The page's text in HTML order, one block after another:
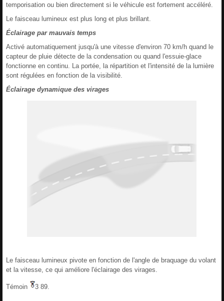
temporisation ou bien directement si le véhicule est fortement accéléré.
Le faisceau lumineux est plus long et plus brillant.
Éclairage par mauvais temps
Activé automatiquement jusqu'à une vitesse d'environ 70 km/h quand le
capteur de pluie détecte de la condensation ou quand l'essuie-glace
fonctionne en continu. La portée, la répartition et l'intensité de la lumière
sont régulées en fonction de la visibilité.
Éclairage dynamique des virages
Le faisceau lumineux pivote en fonction de l'angle de braquage du volant
et la vitesse, ce qui améliore l'éclairage des virages.
Témoin 3 89.